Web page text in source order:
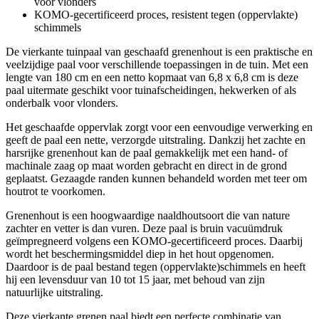
KOMO-gecertificeerd proces, resistent tegen (oppervlakte)
schimmels
De vierkante tuinpaal van geschaafd grenenhout is een praktische en
veelzijdige paal voor verschillende toepassingen in de tuin. Met een
lengte van 180 cm en een netto kopmaat van 6,8 x 6,8 cm is deze
paal uitermate geschikt voor tuinafscheidingen, hekwerken of als
onderbalk voor vlonders.
Het geschaafde oppervlak zorgt voor een eenvoudige verwerking en
geeft de paal een nette, verzorgde uitstraling. Dankzij het zachte en
harsrijke grenenhout kan de paal gemakkelijk met een hand- of
machinale zaag op maat worden gebracht en direct in de grond
geplaatst. Gezaagde randen kunnen behandeld worden met teer om
houtrot te voorkomen.
Grenenhout is een hoogwaardige naaldhoutsoort die van nature
zachter en vetter is dan vuren. Deze paal is bruin vacuümdruk
geïmpregneerd volgens een KOMO-gecertificeerd proces. Daarbij
wordt het beschermingsmiddel diep in het hout opgenomen.
Daardoor is de paal bestand tegen (oppervlakte)schimmels en heeft
hij een levensduur van 10 tot 15 jaar, met behoud van zijn
natuurlijke uitstraling.
Deze vierkante grenen paal biedt een perfecte combinatie van